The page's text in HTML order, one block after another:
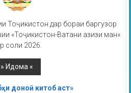
Тоҷикистон дар бораи баргузор
«Тоҷикистон-Ватани азизи ман»
соли 2026.
доноӣ китоб аст»